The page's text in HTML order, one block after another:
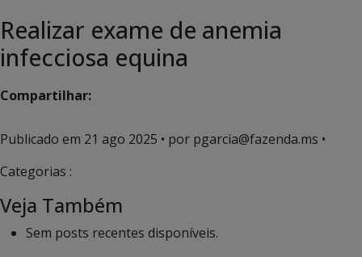
Realizar exame de anemia
infecciosa equina
Compartilhar:
Publicado em 21 ago 2025 • por pgarcia@fazenda.ms •
Categorias :
Veja Também
Sem posts recentes disponíveis.